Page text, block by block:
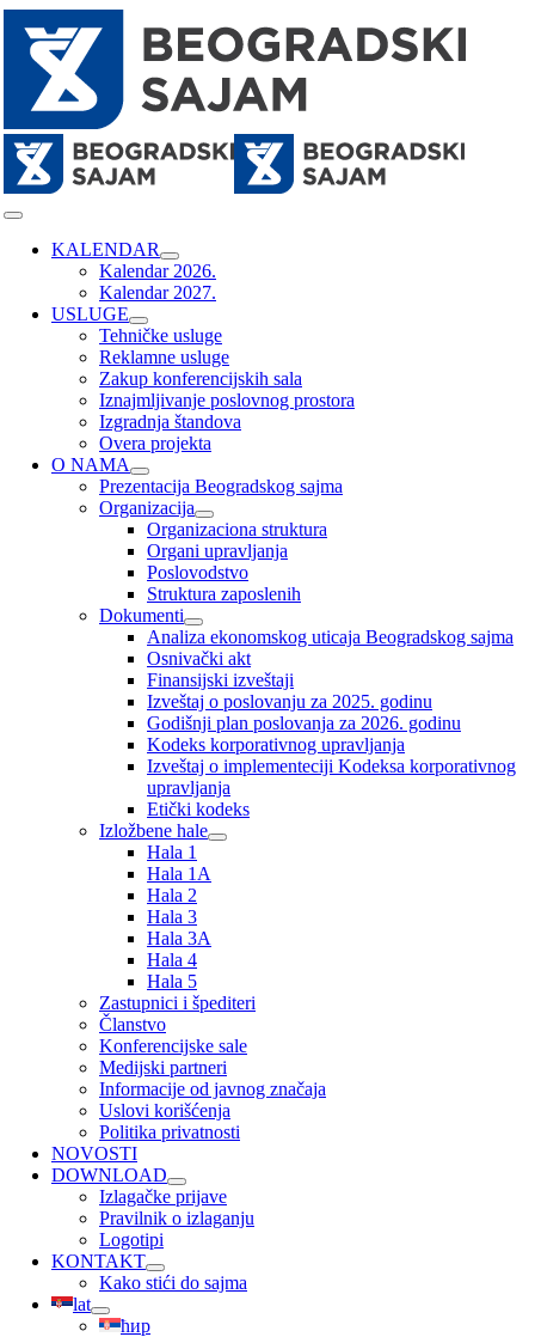
content
Toggle
NavigationKALENDAR
Kalendar 2026.
Kalendar 2027.
USLUGE
Tehničke usluge
Reklamne usluge
Zakup konferencijskih sala
Iznajmljivanje poslovnog prostora
Izgradnja štandova
Overa projekta
O NAMA
Prezentacija Beogradskog sajma
Organizacija
Organizaciona struktura
Organi upravljanja
Poslovodstvo
Struktura zaposlenih
Dokumenti
Analiza ekonomskog uticaja Beogradskog sajma
Osnivački akt
Finansijski izveštaji
Izveštaj o poslovanju za 2025. godinu
Godišnji plan poslovanja za 2026. godinu
Kodeks korporativnog upravljanja
Izveštaj o implementeciji Kodeksa korporativnog
upravljanja
Etički kodeks
Izložbene hale
Hala 1
Hala 1A
Hala 2
Hala 3
Hala 3A
Hala 4
Hala 5
Zastupnici i špediteri
Članstvo
Konferencijske sale
Medijski partneri
Informacije od javnog značaja
Uslovi korišćenja
Politika privatnosti
NOVOSTI
DOWNLOAD
Izlagačke prijave
Pravilnik o izlaganju
Logotipi
KONTAKT
Kako stići do sajma
lat
ћир